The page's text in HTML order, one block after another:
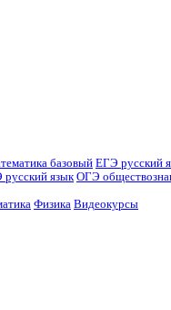
базовый ЕГЭ русский
язык ОГЭ
Физика Видеокурсы